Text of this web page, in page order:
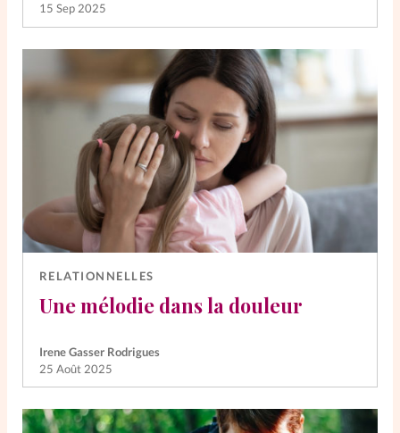
15 Sep 2025
RELATIONNELLES
Une mélodie dans la douleur
Irene Gasser Rodrigues
25 Août 2025